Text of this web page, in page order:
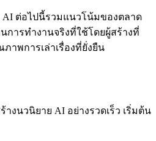
AI ต่อไปนี้รวมแนวโน้มของตลาด
การทำงานจริงที่ใช้โดยผู้สร้างที่
าพการเล่าเรื่องที่ยั่งยืน
งนวนิยาย AI อย่างรวดเร็ว เริ่มต้น